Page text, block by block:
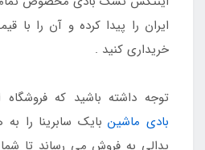
ایران را پیدا کرده و آن را با
خریداری کنید .
توجه داشته باشید که فروشگاه
بادی ماشینبایک سابرینا را
پدالی به فروش می رساند تا شما